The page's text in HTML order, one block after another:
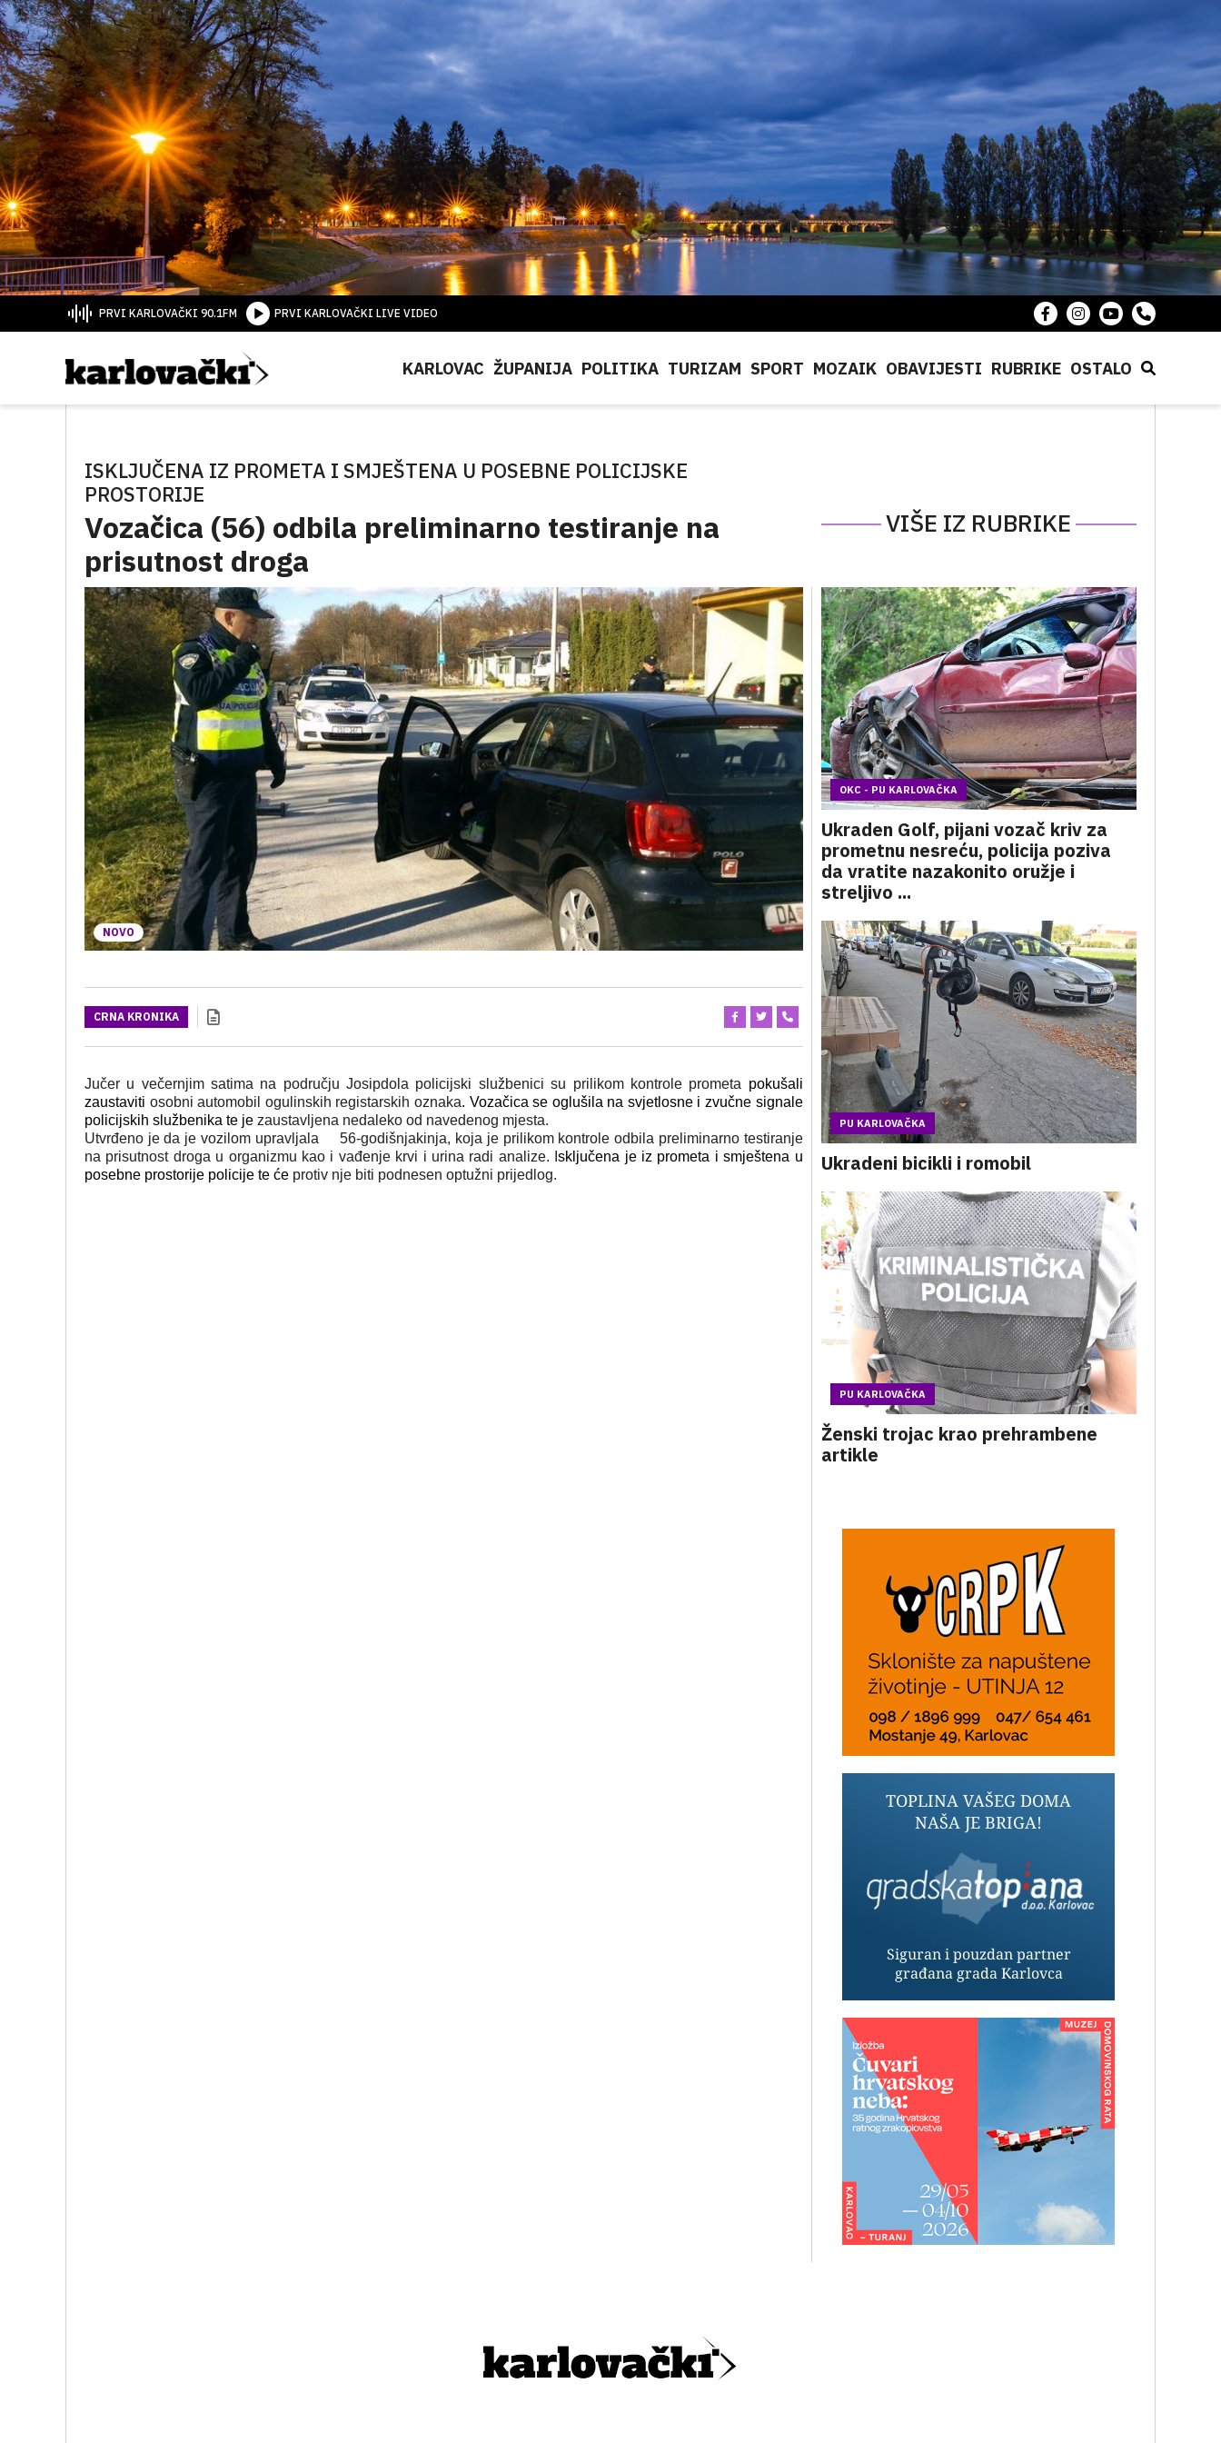
PRVI KARLOVAČKI 90.1FM PRVI KARLOVAČKI LIVE VIDEO
KARLOVAC ŽUPANIJA POLITIKA TURIZAM SPORT MOZAIK OBAVIJESTI RUBRIKE OSTALO
ISKLJUČENA IZ PROMETA I SMJEŠTENA U POSEBNE POLICIJSKE
PROSTORIJE
Vozačica (56) odbila preliminarno testiranje na
prisutnost droga
VIŠE IZ RUBRIKE
NOVO
CRNA KRONIKA
Jučer u večernjim satima na području Josipdola policijski službenici su prilikom kontrole prometa pokušali
zaustaviti osobni automobil ogulinskih registarskih oznaka. Vozačica se oglušila na svjetlosne i zvučne signale
policijskih službenika te je zaustavljena nedaleko od navedenog mjesta.
Utvrđeno je da je vozilom upravljala
56-godišnjakinja, koja je prilikom kontrole odbila preliminarno testiranje
na prisutnost droga u organizmu kao i vađenje krvi i urina radi analize. Isključena je iz prometa i smještena u
posebne prostorije policije te će protiv nje biti podnesen optužni prijedlog.
OKC - PU KARLOVAČKA
Ukraden Golf, pijani vozač kriv za
prometnu nesreću, policija poziva
da vratite nazakonito oružje i
streljivo ...
PU KARLOVAČKA
Ukradeni bicikli i romobil
PU KARLOVAČKA
Ženski trojac krao prehrambene
artikle